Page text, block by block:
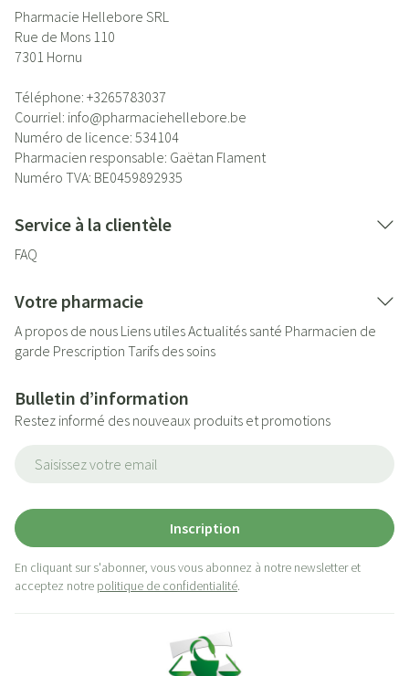
Pharmacie Hellebore SRL
Rue de Mons 110
7301 Hornu
Téléphone: +3265783037
Courriel: info@pharmaciehellebore.be
Numéro de licence: 534104
Pharmacien responsable: Gaëtan Flament
Numéro TVA: BE0459892935
Service à la clientèle
FAQ
Votre pharmacie
A propos de nous Liens utilesActualités santé Pharmacien de
garde Prescription Tarifs des soins
Bulletin d’information
Restez informé des nouveaux produits et promotions
Inscription
En cliquant sur s'abonner, vous vous abonnez à notre newsletter et
acceptez notre politique de confidentialité.